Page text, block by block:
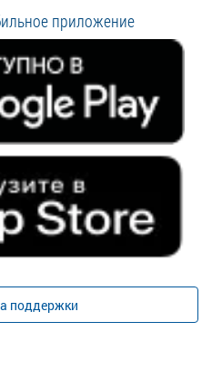
приложение
поддержки